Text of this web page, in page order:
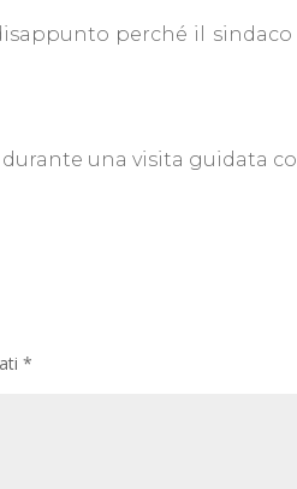
perché il
una visita guidata
*